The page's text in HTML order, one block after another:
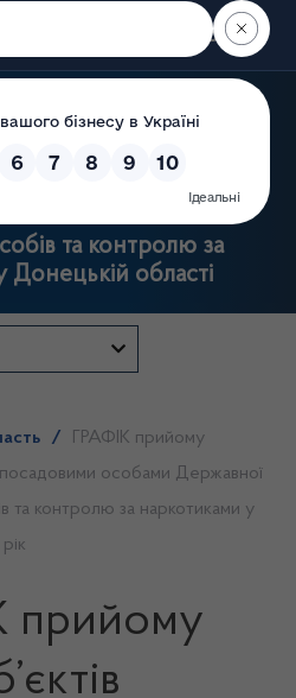
Пошук
та контролю за
Донецькій області
/
ГРАФІК прийому
посадовими особами Державної
та контролю за наркотиками у
прийому